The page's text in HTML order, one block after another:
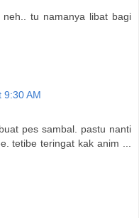
tu namanya libat bagi
9:30 AM
pes sambal. pastu nanti
tetibe teringat kak anim ...